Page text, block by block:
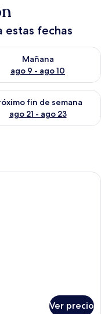
estas fechas
8 - ago 9
Mañana
ago 9 - ago 10
la disponibilidad
semana ago 14 -
fin de semana
ago 21 - ago 23
la disponibilidad
con cama, televisor,
Ver precio